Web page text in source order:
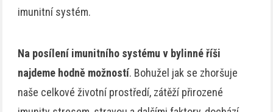
imunitní systém.
Na posílení imunitního systému v bylinné říši
najdeme hodně možností. Bohužel jak se zhoršuje
naše celkové životní prostředí, zátěží přirozené